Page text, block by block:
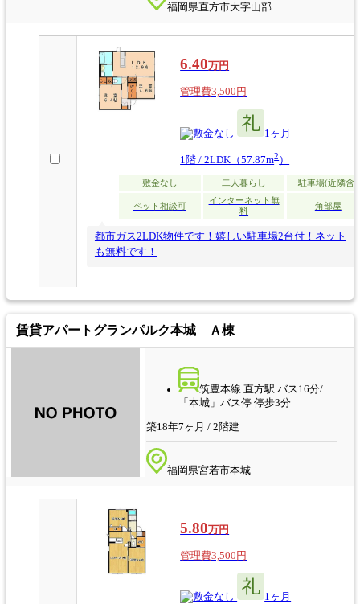
福岡県直方市大字山部
6.40万円
管理費3,500円
なし 1ヶ月
1階 / 2LDK（57.87m2）
敷金なし 二人暮らし 駐車場(近隣含)
ペット相談可
インターネット無
料
角部屋
都市ガス2LDK物件です！嬉しい駐車場2台付！ネット
も無料です！
賃貸アパート グランパルク本城 Ａ棟
筑豊本線 直方駅 バス16分/
「本城」バス停 停歩3分
築18年7ヶ月 / 2階建
福岡県宮若市本城
5.80万円
管理費3,500円
なし 1ヶ月